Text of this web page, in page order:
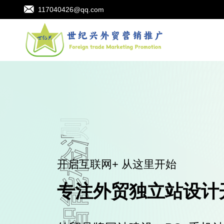
117040426@qq.com
营销服务
品质保证服务保障